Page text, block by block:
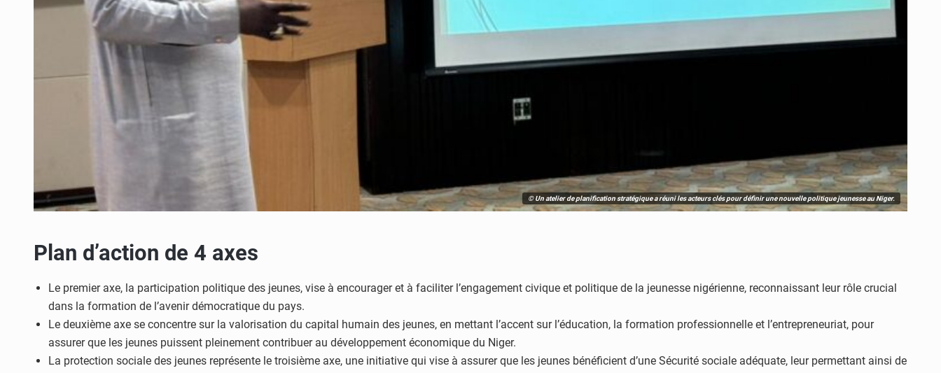
© Un atelier de planification stratégique a réuni les acteurs clés pour définir une nouvelle politique jeunesse au Niger.
Plan d’action de 4 axes
Le premier axe, la participation politique des jeunes, vise à encourager et à faciliter l’engagement civique et politique de la jeunesse nigérienne, reconnaissant leur rôle crucial
dans la formation de l’avenir démocratique du pays.
Le deuxième axe se concentre sur la valorisation du capital humain des jeunes, en mettant l’accent sur l’éducation, la formation professionnelle et l’entrepreneuriat, pour
assurer que les jeunes puissent pleinement contribuer au développement économique du Niger.
La protection sociale des jeunes représente le troisième axe, une initiative qui vise à assurer que les jeunes bénéficient d’une Sécurité sociale adéquate, leur permettant ainsi de